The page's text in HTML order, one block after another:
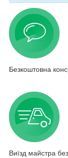
Безкоштовна
Виїзд майстра